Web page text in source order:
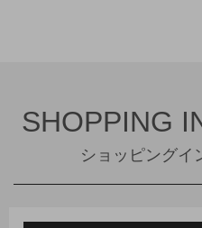
SHOPPING
ショッピングイ